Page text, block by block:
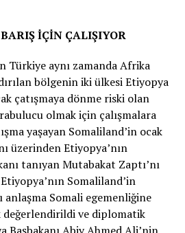
İÇİN ÇALIŞIYOR
Türkiye aynı zamanda Afrika
bölgenin iki ülkesi Etiyopya
çatışmaya dönme riski olan
olmak için çalışmalara
yaşayan Somaliland’in ocak
üzerinden Etiyopya’nın
tanıyan Mutabakat Zaptı’nı
Somaliland’in
anlaşma Somali egemenliğine
ve diplomatik